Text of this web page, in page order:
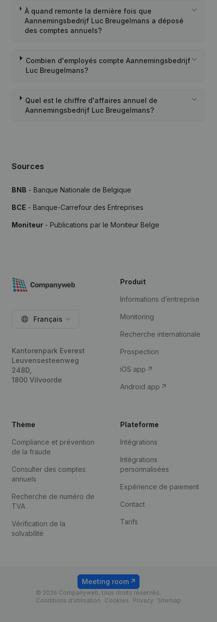
À quand remonte la dernière fois que
Aannemingsbedrijf Luc Breugelmans a déposé
des comptes annuels?
Combien d'employés compte Aannemingsbedrijf
Luc Breugelmans?
Quel est le chiffre d'affaires annuel de
Aannemingsbedrijf Luc Breugelmans?
Sources
BNB - Banque Nationale de Belgique
BCE - Banque-Carrefour des Entreprises
Moniteur - Publications par le Moniteur Belge
Français
Kantorenpark Everest
Leuvensesteenweg
248D,
1800 Vilvoorde
Produit
Informations d’entreprise
Monitoring
Recherche internationale
Prospection
iOS app
Android app
Thème
Compliance et prévention
de la fraude
Consulter des comptes
annuels
Recherche de numéro de
TVA
Vérification de la
solvabilité
Plateforme
Intégrations
Intégrations
personnalisées
Expérience de paiement
Contact
Tarifs
© 2026 Companyweb, tous droits réservés.
Conditions d'utilisation
Cookies Privacy Sitemap
Meeting room